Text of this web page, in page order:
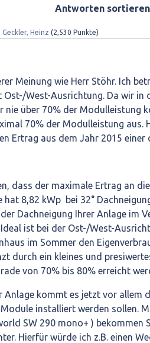
Antworten sortieren
Geckler, Heinz (2,530 Punkte)
Meinung wie Herr Stöhr. Ich
Ost-/West-Ausrichtung. Da wir in
nie über 70% der Modulleistung
70% der Modulleistung aus.
Ertrag aus dem Jahr 2015 einer
dass der maximale Ertrag an
hat 8,82 kWp bei 32°
Dachneigung Ihrer Anlage im
ist bei der Ost-/West-
im Sommer den
durch ein kleines und
von 70% bis 80% erreicht
Anlage kommt es jetzt vor allem
Module installiert werden sollen.
SW 290 mono+ ) bekommen
Hierfür würde ich z.B. einen